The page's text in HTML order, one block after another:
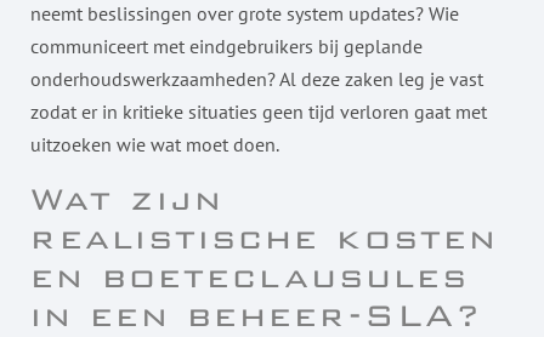
neemt beslissingen over grote system updates? Wie
communiceert met eindgebruikers bij geplande
onderhoudswerkzaamheden? Al deze zaken leg je vast
zodat er in kritieke situaties geen tijd verloren gaat met
uitzoeken wie wat moet doen.
Wat zijn
realistische kosten
en boeteclausules
in een beheer-SLA?